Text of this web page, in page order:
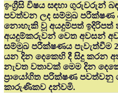
ඉංග්‍රීසි විෂය සඳහා ගුරුවරුන්
පවත්වන ලද සම්මුඛ පරීක්ෂණ
නොහැකි වූ අයදුම්පත්
අයදුම්කරුවන් වෙත අවසන්
සම්මුඛ පරීක්ෂණය පැවැත්වීම
යන දින දෙකෙහි දී සිදු කරන
නැවත වතාවක් මෙම දින
ප්‍රායෝගිත පරික්ෂණ
කාරුණිකව දන්වමි.